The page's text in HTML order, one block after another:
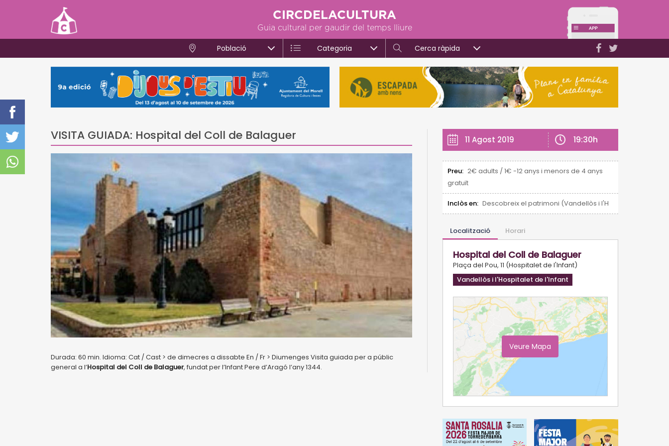
CIRCDELACULTURA
Guia cultural per gaudir del temps lliure
Població Categoria Cerca ràpida
VISITA GUIADA: Hospital del Coll de Balaguer
Durada: 60 min. Idioma: Cat / Cast > de dimecres a dissabte En / Fr > Diumenges Visita guiada per a públic
general a l’Hospital del Coll de Balaguer, fundat per l’Infant Pere d’Aragó l’any 1344.
11 Agost 2019 19:30h
Preu: 2€ adults / 1€ -12 anys i menors de 4 anys
gratuït
Inclòs en: Descobreix el patrimoni (Vandellòs i l'Hospitalet de
Localització Horari
Hospital del Coll de Balaguer
Plaça del Pou, 11 (Hospitalet de l'Infant)
Vandellòs i l'Hospitalet de l'Infant
Veure Mapa